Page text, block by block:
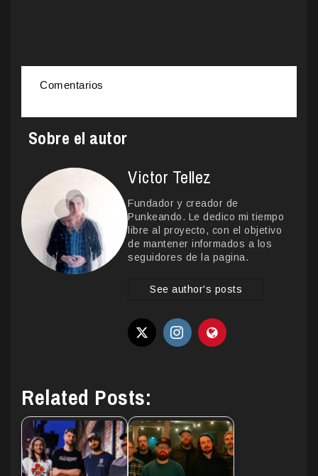
Comentarios
Sobre el autor
Victor Tellez
Fundador y creador de
Punkeando. Le dedico mi tiempo
libre al proyecto, con el objetivo
de mantener informados a los
seguidores de la pagina.
See author's posts
Related Posts: